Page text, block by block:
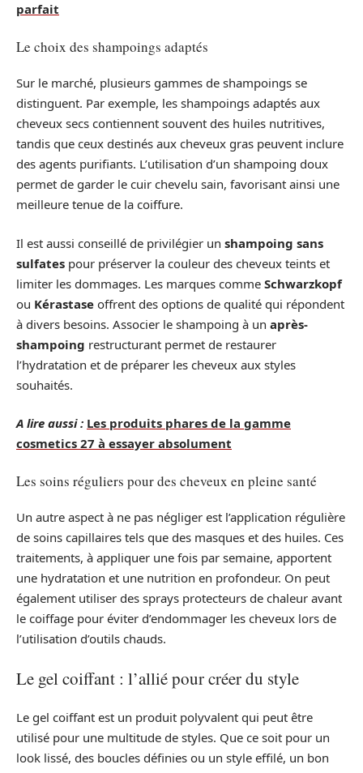
parfait
Le choix des shampoings adaptés
Sur le marché, plusieurs gammes de shampoings se
distinguent. Par exemple, les shampoings adaptés aux
cheveux secs contiennent souvent des huiles nutritives,
tandis que ceux destinés aux cheveux gras peuvent inclure
des agents purifiants. L’utilisation d’un shampoing doux
permet de garder le cuir chevelu sain, favorisant ainsi une
meilleure tenue de la coiffure.
Il est aussi conseillé de privilégier un shampoing sans
sulfates pour préserver la couleur des cheveux teints et
limiter les dommages. Les marques comme Schwarzkopf
ou Kérastase offrent des options de qualité qui répondent
à divers besoins. Associer le shampoing à un après-
shampoing restructurant permet de restaurer
l’hydratation et de préparer les cheveux aux styles
souhaités.
A lire aussi : Les produits phares de la gamme
cosmetics 27 à essayer absolument
Les soins réguliers pour des cheveux en pleine santé
Un autre aspect à ne pas négliger est l’application régulière
de soins capillaires tels que des masques et des huiles. Ces
traitements, à appliquer une fois par semaine, apportent
une hydratation et une nutrition en profondeur. On peut
également utiliser des sprays protecteurs de chaleur avant
le coiffage pour éviter d’endommager les cheveux lors de
l’utilisation d’outils chauds.
Le gel coiffant : l’allié pour créer du style
Le gel coiffant est un produit polyvalent qui peut être
utilisé pour une multitude de styles. Que ce soit pour un
look lissé, des boucles définies ou un style effilé, un bon